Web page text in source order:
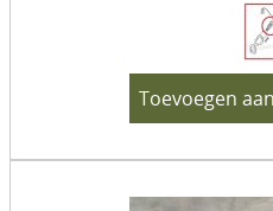
Toevoegen